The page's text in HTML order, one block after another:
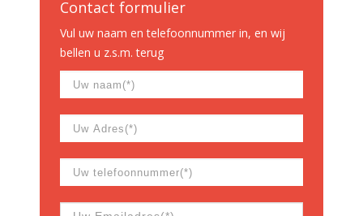
Contact formulier
Vul uw naam en telefoonnummer in, en wij
bellen u z.s.m. terug